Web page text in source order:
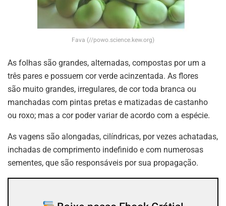
Fava (//powo.science.kew.org)
As folhas são grandes, alternadas, compostas por um a
três pares e possuem cor verde acinzentada. As flores
são muito grandes, irregulares, de cor toda branca ou
manchadas com pintas pretas e matizadas de castanho
ou roxo; mas a cor poder variar de acordo com a espécie.
As vagens são alongadas, cilíndricas, por vezes achatadas,
inchadas de comprimento indefinido e com numerosas
sementes, que são responsáveis por sua propagação.